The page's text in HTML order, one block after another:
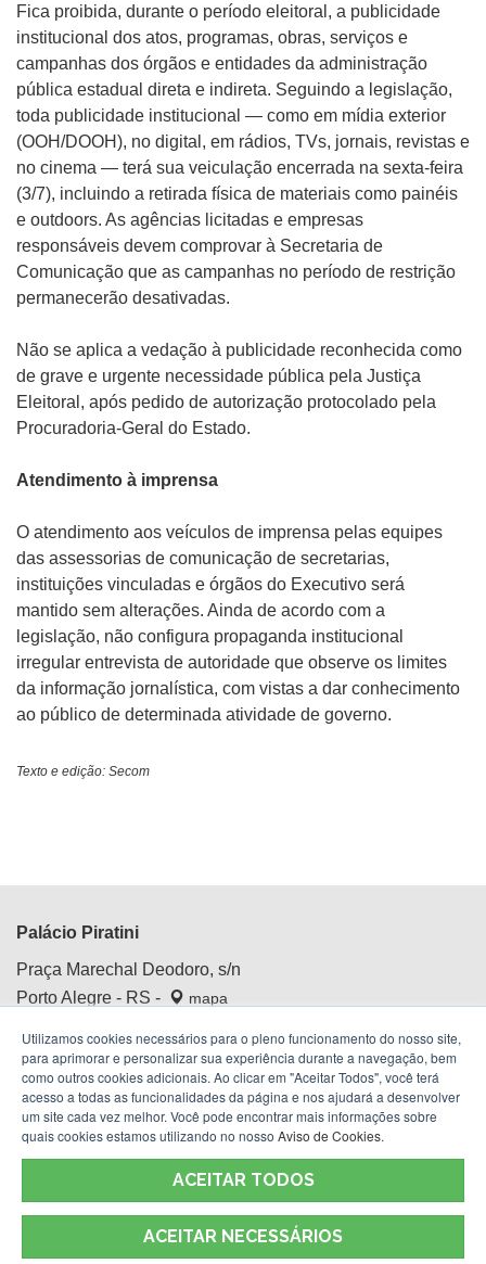
Fica proibida, durante o período eleitoral, a publicidade
institucional dos atos, programas, obras, serviços e
campanhas dos órgãos e entidades da administração
pública estadual direta e indireta. Seguindo a legislação,
toda publicidade institucional — como em mídia exterior
(OOH/DOOH), no digital, em rádios, TVs, jornais, revistas e
no cinema — terá sua veiculação encerrada na sexta-feira
(3/7), incluindo a retirada física de materiais como painéis
e outdoors. As agências licitadas e empresas
responsáveis devem comprovar à Secretaria de
Comunicação que as campanhas no período de restrição
permanecerão desativadas.
Não se aplica a vedação à publicidade reconhecida como
de grave e urgente necessidade pública pela Justiça
Eleitoral, após pedido de autorização protocolado pela
Procuradoria-Geral do Estado.
Atendimento à imprensa
O atendimento aos veículos de imprensa pelas equipes
das assessorias de comunicação de secretarias,
instituições vinculadas e órgãos do Executivo será
mantido sem alterações. Ainda de acordo com a
legislação, não configura propaganda institucional
irregular entrevista de autoridade que observe os limites
da informação jornalística, com vistas a dar conhecimento
ao público de determinada atividade de governo.
Texto e edição: Secom
Palácio Piratini
Praça Marechal Deodoro, s/n
Porto Alegre - RS -
mapa
Fone:(51) 3210.4100
Termos de Uso
Utilizamos cookies necessários para o pleno funcionamento do nosso site,
para aprimorar e personalizar sua experiência durante a navegação, bem
como outros cookies adicionais. Ao clicar em "Aceitar Todos", você terá
acesso a todas as funcionalidades da página e nos ajudará a desenvolver
um site cada vez melhor. Você pode encontrar mais informações sobre
quais cookies estamos utilizando no nosso Aviso de Cookies.
ACEITAR TODOS
ACEITAR NECESSÁRIOS